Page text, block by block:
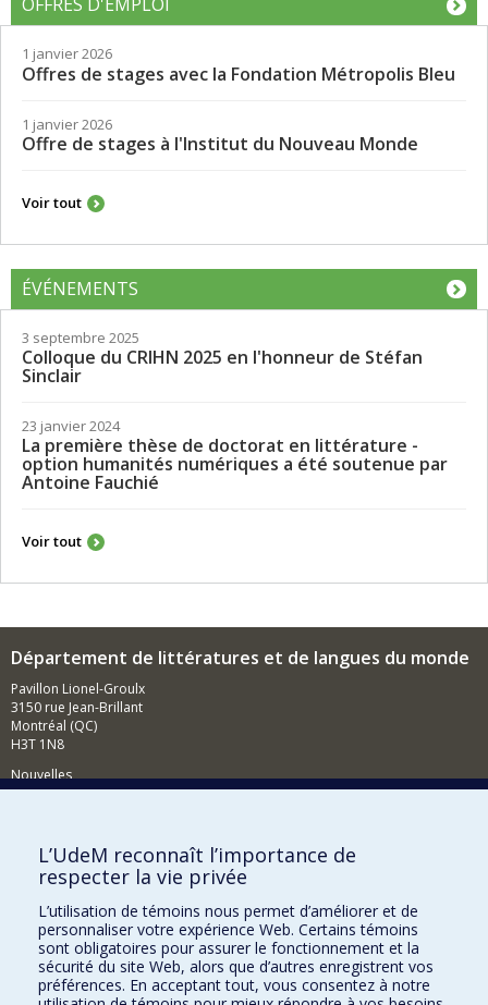
Services de soutien à la réussite et psychologique
OFFRES D'EMPLOI
1 janvier 2026
Offres de stages avec la Fondation Métropolis Bleu
1 janvier 2026
Offre de stages à l'Institut du Nouveau Monde
Voir tout
3 septembre 2025
Sinclair
La première thèse de doctorat en littérature -
option humanités numériques a été soutenue par
Antoine Fauchié
Département de littératures et de langues du monde
Pavillon Lionel-Groulx
3150 rue Jean-Brillant
Montréal (QC)
H3T 1N8
Nouvelles
L’UdeM reconnaît l’importance de
respecter la vie privée
L’utilisation de témoins nous permet d’améliorer et de
personnaliser votre expérience Web. Certains témoins
sont obligatoires pour assurer le fonctionnement et la
sécurité du site Web, alors que d’autres enregistrent vos
préférences. En acceptant tout, vous consentez à notre